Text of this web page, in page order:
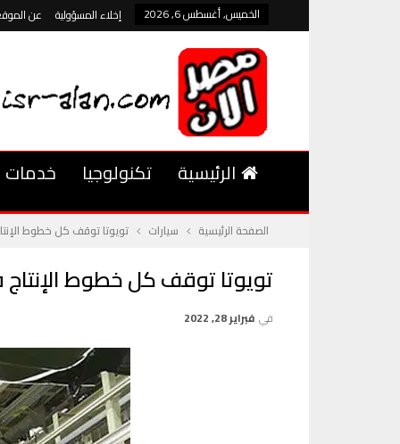
الخميس, أغسطس 6, 2026 إخلاء المسؤولية عن
الرئيسية تكنولوجيا خدمات
الصفحة الرئيسية سيارات تويوتا توقف كل خطوط
تويوتا توقف كل خطوط
في فبراير 28, 2022